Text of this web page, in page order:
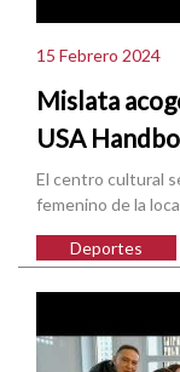
15 Febrero 2024
Mislata
USA
El centro cultural
femenino de la
Deportes